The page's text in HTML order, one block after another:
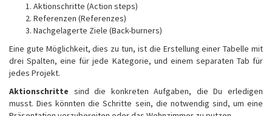
Aktionschritte (Action steps)
Referenzen (Referenzes)
Nachgelagerte Ziele (Back-burners)
Eine gute Möglichkeit, dies zu tun, ist die Erstellung einer Tabelle mit
drei Spalten, eine für jede Kategorie, und einem separaten Tab für
jedes Projekt.
Aktionschritte sind die konkreten Aufgaben, die Du erledigen
musst. Dies könnten die Schritte sein, die notwendig sind, um eine